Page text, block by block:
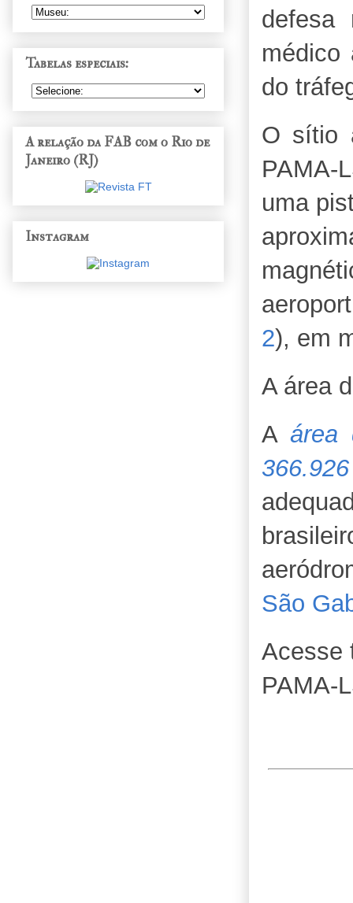
defesa
do
O sítio
uma
2), em
A área
A área
São
Acesse
PAMA-
Tabelas especiais:
A relação da FAB com o Rio de
Janeiro (RJ)
Instagram